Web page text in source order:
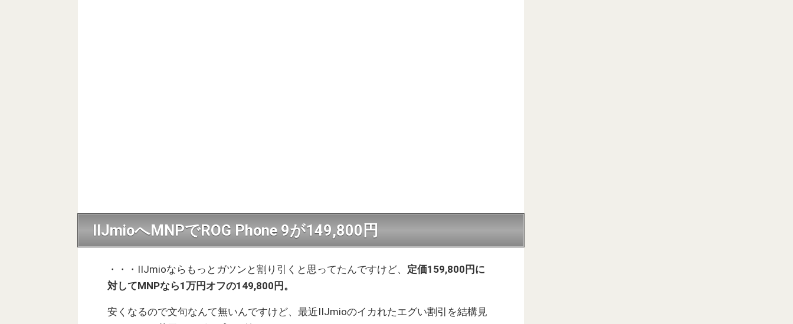
IIJmioへMNPでROG Phone 9が149,800円
・・・IIJmioならもっとガツンと割り引くと思ってたんですけど、 定価159,800円に
対してMNPなら1万円オフの149,800円。
安くなるので文句なんて無いんですけど、最近IIJmioのイカれたエグい割引を結構見